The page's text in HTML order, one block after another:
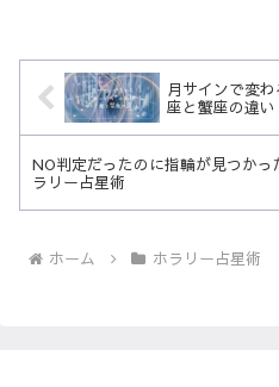
月サインで変
座と蟹座の違い
NO判定だったのに指輪が見つか
ラリー占星術
ホーム ホラリー占星術